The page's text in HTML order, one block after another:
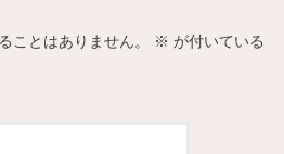
ことはありません。 ※ が付いている